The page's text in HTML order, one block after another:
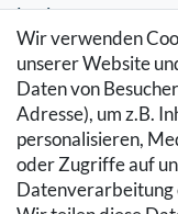
Wir verwenden
unserer Website
Daten von
Adresse), um z.B.
personalisieren,
oder Zugriffe auf
Datenverarbeitung
Login
SERVICE
Zahlung & Versand
Warenkorb
Zur Kasse
Hilfe